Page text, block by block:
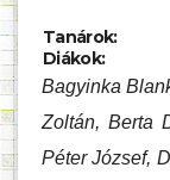
Tanárok:
Diákok:
Bagyinka
Zoltán, Berta
Péter József,